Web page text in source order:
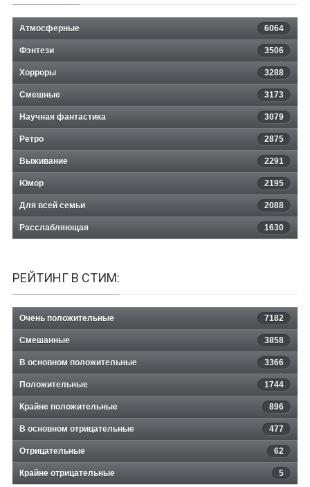
Атмосферные 6064
Фэнтези 3506
Хорроры 3288
Смешные 3173
Научная фантастика 3079
Ретро 2875
Выживание 2291
Юмор 2195
Для всей семьи 2088
Расслабляющая 1630
РЕЙТИНГ В СТИМ:
Очень положительные 7182
Смешанные 3858
В основном положительные 3366
Положительные 1744
Крайне положительные 896
В основном отрицательные 477
Отрицательные 62
Крайне отрицательные 5